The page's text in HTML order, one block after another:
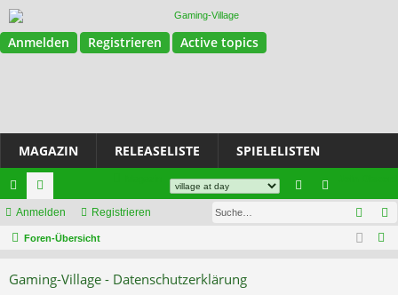
Anmelden Registrieren Active topics
MAGAZIN RELEASELISTE SPIELELISTEN
ch
ne
or
en
Anmelden Registrieren
Foren-Übersicht
Gaming-Village - Datenschutzerklärung